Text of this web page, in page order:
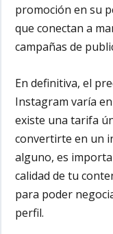
promoción en su
que conectan a
campañas de
En definitiva, el
Instagram varía
existe una tarifa
convertirte en un
alguno, es
calidad de tu
para poder
perfil.